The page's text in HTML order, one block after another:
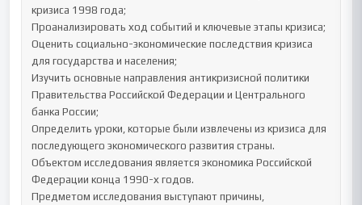
кризиса 1998 года;
Проанализировать ход событий и ключевые этапы кризиса;
Оценить социально-экономические последствия кризиса
для государства и населения;
Изучить основные направления антикризисной политики
Правительства Российской Федерации и Центрального
банка России;
Определить уроки, которые были извлечены из кризиса для
последующего экономического развития страны.
Объектом исследования является экономика Российской
Федерации конца 1990-х годов.
Предметом исследования выступают причины,